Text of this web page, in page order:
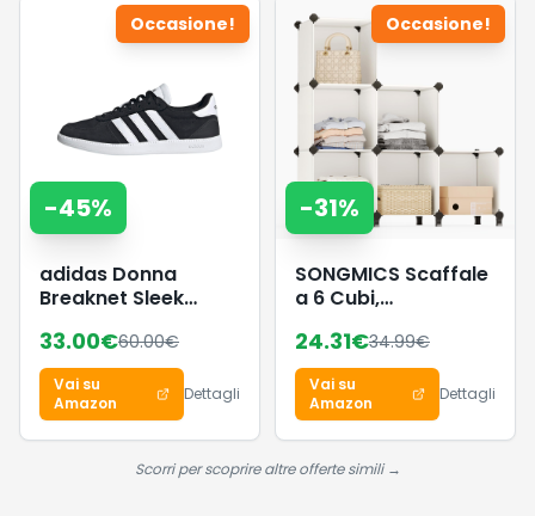
Occasione!
-45%
adidas Donna
Breaknet Sleek
Black/Ftwr
White/Core Black,
38 EU
33.00€60.00€
Vai su
Amazon
Dettagli
Occasione!
-31%
SONGMICS Scaffale
a 6 Cubi,
Modulare,
Portaoggetti in
Plastica con Piedini,
Scarpiera, Cubo 30
x 30 x 30 cm,
Soggiorno, Camera
24.31€34.99€
Vai su
Amazon
Dettagli
Scorri per scoprire altre offerte simili →